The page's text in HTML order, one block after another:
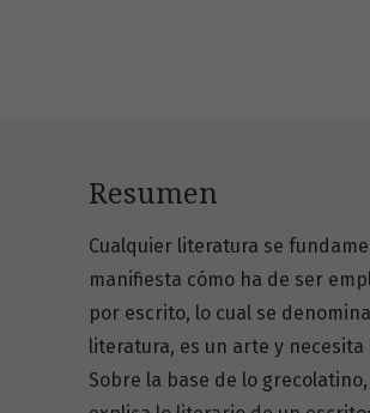
Resumen
Cualquier literatura se
manifiesta cómo ha de ser
por escrito, lo cual se
literatura, es un arte y
Sobre la base de lo